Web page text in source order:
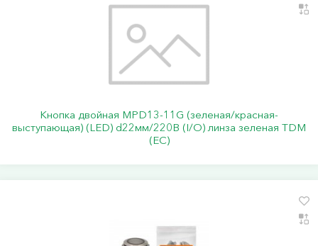
Кнопка двойная MPD13-11G (зеленая/красная-
выступающая) (LED) d22мм/220В (I/O) линза зеленая TDM
(ЕС)